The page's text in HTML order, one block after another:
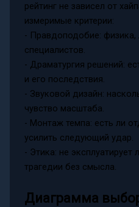
рейтинг не зависел от
измеримые критерии:
- Правдоподобие: физика,
специалистов.
- Драматургия решений:
и его последствия.
- Звуковой дизайн:
чувство масштаба.
- Монтаж темпа: есть ли
усилить следующий удар.
- Этика: не
трагедии без смысла.
Диаграмма